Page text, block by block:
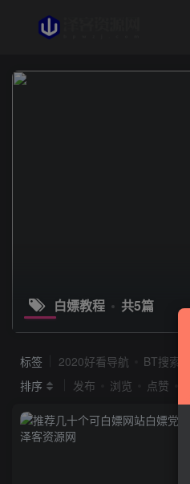
白嫖教程 共5篇
标签 2020好看导航 BT搜索
排序
发布 浏览 点赞